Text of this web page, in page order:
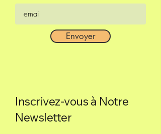
Envoyer
Inscrivez-vous à Notre
Newsletter